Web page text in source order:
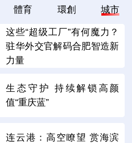
體育 環創 城市
这些“超级工厂”有何魔力？
驻华外交官解码合肥智造新
力量
生态守护 持续解锁高颜
值“重庆蓝”
连云港：高空瞭望 赏海滨